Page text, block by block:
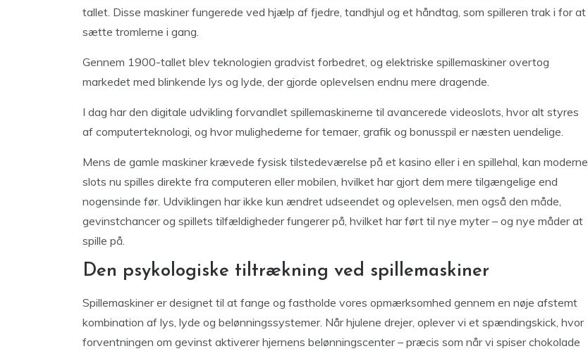
tallet. Disse maskiner fungerede ved hjælp af fjedre, tandhjul og et håndtag, som spilleren trak i for at
sætte tromlerne i gang.
Gennem 1900-tallet blev teknologien gradvist forbedret, og elektriske spillemaskiner overtog
markedet med blinkende lys og lyde, der gjorde oplevelsen endnu mere dragende.
I dag har den digitale udvikling forvandlet spillemaskinerne til avancerede videoslots, hvor alt styres
af computerteknologi, og hvor mulighederne for temaer, grafik og bonusspil er næsten uendelige.
Mens de gamle maskiner krævede fysisk tilstedeværelse på et kasino eller i en spillehal, kan moderne
slots nu spilles direkte fra computeren eller mobilen, hvilket har gjort dem mere tilgængelige end
nogensinde før. Udviklingen har ikke kun ændret udseendet og oplevelsen, men også den måde,
gevinstchancer og spillets tilfældigheder fungerer på, hvilket har ført til nye myter – og nye måder at
spille på.
Den psykologiske tiltrækning ved spillemaskiner
Spillemaskiner er designet til at fange og fastholde vores opmærksomhed gennem en nøje afstemt
kombination af lys, lyde og belønningssystemer. Når hjulene drejer, oplever vi et spændingskick, hvor
forventningen om gevinst aktiverer hjernens belønningscenter – præcis som når vi spiser chokolade